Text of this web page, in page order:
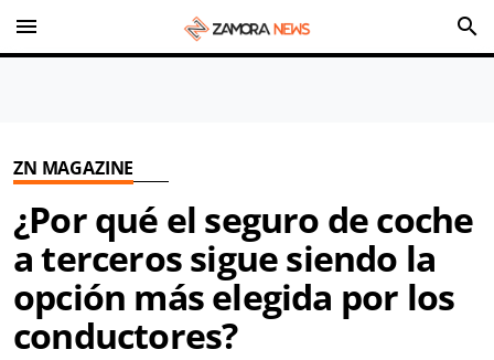
menu search
ZN MAGAZINE
¿Por qué el seguro de coche
a terceros sigue siendo la
opción más elegida por los
conductores?